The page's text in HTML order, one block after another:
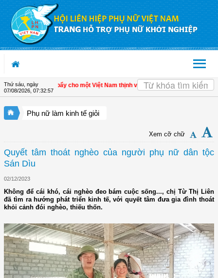
Truy cập nội dung luôn
Thứ sáu, ngày
07/08/2026 07:32:58
tư nhân - Đòn bẩy cho một Việt Nam thịnh vượng | Hội LHPN tỉnh Kiên
Phụ nữ làm kinh tế giỏi
Xem cỡ chữ
Quyết tâm thoát nghèo của người phụ nữ dân tộc
Sán Dìu
02/12/2023
Không để cái khó, cái nghèo đeo bám cuộc sống..., chị Từ Thị Liên
đã tìm ra hướng phát triển kinh tế, với quyết tâm đưa gia đình thoát
khỏi cảnh đói nghèo, thiếu thốn.